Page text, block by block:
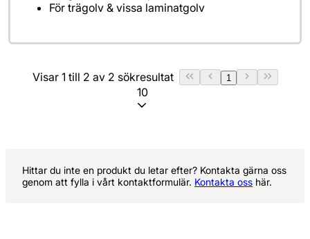
För trägolv & vissa laminatgolv
Visar 1 till 2 av 2 sökresultat 1
10
Hittar du inte en produkt du letar efter? Kontakta gärna oss
genom att fylla i vårt kontaktformulär. Kontakta oss här.